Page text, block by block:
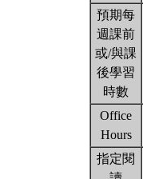
預期每
週課前
或/與課
後學習
時數
Office
Hours
指定閱